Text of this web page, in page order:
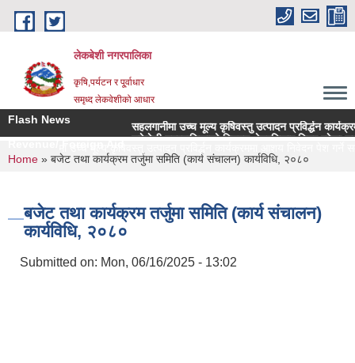
Skip to main content
लेकबेशी नगरपालिका
कृषि,पर्यटन र पू्र्वाधार
समृध्द लेकवेशीको आधार
Flash News
सहलगानीमा उच्च मूल्य कृषिवस्तु उत्पादन प्रविर्द्धन
लकेवेशी नगरपालिकाको नियमन क्षेत्रधिकार भित्र रहेका
You are here
Home » बजेट तथा कार्यक्रम तर्जुमा समिति (कार्य संचालन) कार्यविधि, २०८०
बजेट तथा कार्यक्रम तर्जुमा समिति (कार्य संचालन)
कार्यविधि, २०८०
Submitted on: Mon, 06/16/2025 - 13:02